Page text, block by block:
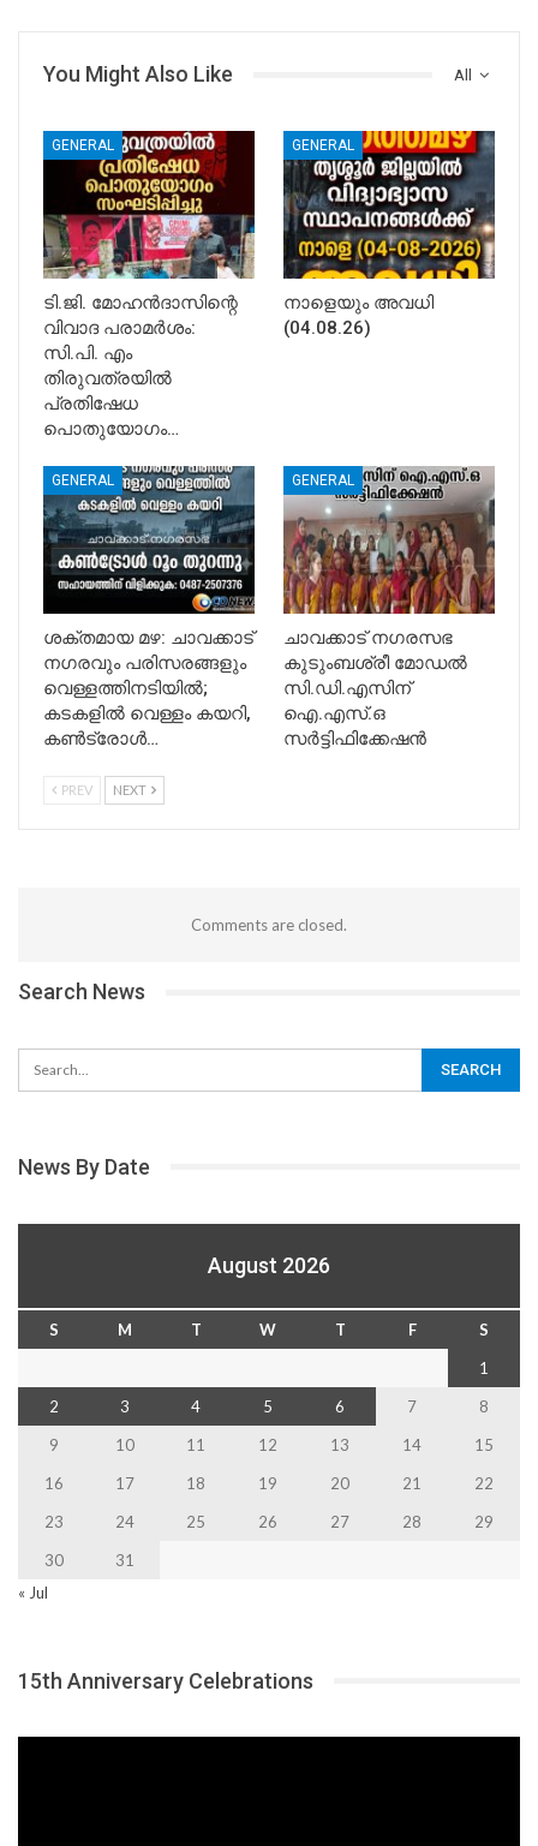
All
You Might Also Like
GENERAL
ടി.ജി. മോഹൻദാസിന്റെ
വിവാദ പരാമർശം:
സി.പി. എം
തിരുവത്രയിൽ
പ്രതിഷേധ
പൊതുയോഗം…
GENERAL
നാളെയും അവധി
(04.08.26)
GENERAL
ശക്തമായ മഴ: ചാവക്കാട്
നഗരവും പരിസരങ്ങളും
വെള്ളത്തിനടിയിൽ;
കടകളിൽ വെള്ളം കയറി,
കൺട്രോൾ…
GENERAL
ചാവക്കാട് നഗരസഭ
കുടുംബശ്രീ മോഡൽ
സി.ഡി.എസിന്
ഐ.എസ്.ഒ
സർട്ടിഫിക്കേഷൻ
PREV NEXT
Comments are closed.
Search News
News By Date
August 2026
S M T W T F
S
1
2
3 4 5 6 7
8
9
10 11 12 13 14
15
16
17 18 19 20 21
22
23
24 25 26 27 28
29
30
31
« Jul
15th Anniversary Celebrations